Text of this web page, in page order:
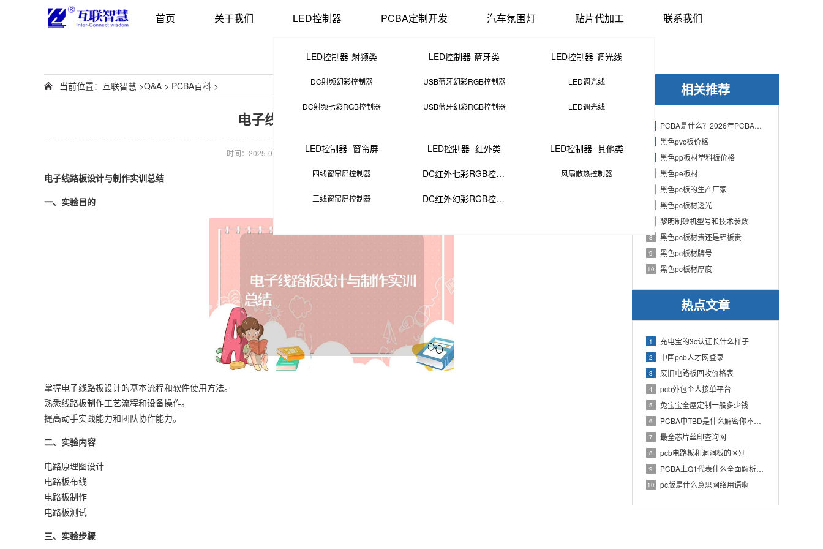
首页 关于我们 LED控制器
LED控制器-射频类
DC射频幻彩控制器
DC射频七彩RGB控制器
LED控制器-蓝牙类
USB蓝牙幻彩RGB控制器
USB蓝牙幻彩RGB控制器
LED控制器-调光线
LED调光线
LED调光线
LED控制器- 窗帘屏
四线窗帘屏控制器
三线窗帘屏控制器
LED控制器- 红外类
DC红外七彩RGB控制器
DC红外幻彩RGB控制器
LED控制器- 其他类
风扇散热控制器
PCBA定制开发 汽车氛围灯 贴片代加工 联系我们
相关推荐
PCBA是什么？2026年PCBA制造与代工指南：专业方案、流程与应用
黑色pvc板价格
黑色pp板材塑料板价格
黑色pe板材
黑色pc板的生产厂家
黑色pc板材透光
黎明制砂机型号和技术参数
8 黑色pc板材贵还是铝板贵
9 黑色pc板材牌号
10 黑色pc板材厚度
热点文章
1 充电宝的3c认证长什么样子
2 中国pcb人才网登录
3 废旧电路板回收价格表
4 pcb外包个人接单平台
5 兔宝宝全屋定制一般多少钱
6 PCBA中TBD是什么解密你不知道的电子行业术语
7 最全芯片丝印查询网
8 pcb电路板和洞洞板的区别
9 PCBA上Q1代表什么全面解析PCB电路板中Q1的作用
10 pc版是什么意思网络用语啊
当前位置： 互联智慧 >Q&A > PCBA百科 >
电子线路板设计与制作实训总结
时间：2025-07-18 11:39:58 来源：PCBA 次
电子线路板设计与制作实训总结
一、实验目的
掌握电子线路板设计的基本流程和软件使用方法。
熟悉线路板制作工艺流程和设备操作。
提高动手实践能力和团队协作能力。
二、实验内容
电路原理图设计
电路板布线
电路板制作
电路板测试
三、实验步骤